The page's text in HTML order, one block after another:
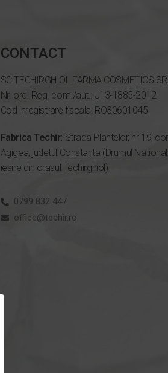
CONTACT
SC TECHIRGHIOL FARMA COSMETICS
Nr. ord. Reg. com./aut.: J13-1885-2012
Cod inregistrare fiscala: RO30601045
Fabrica Techir: Strada Plantelor, nr 19,
Agigea, judetul Constanta (Drumul
iesire din orasul Techirghiol)
0799 832 447
office@techir.ro